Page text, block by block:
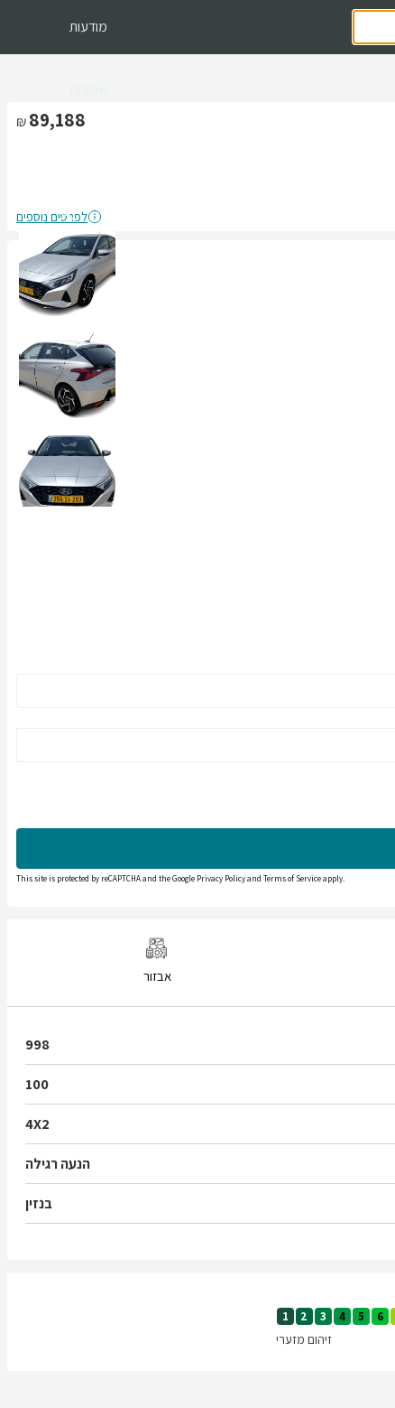
מודעות
89,188
לפרטים נוספים
This site is protected by reCAPTCHA and the Google Privacy Policyand Terms of Serviceapply.
אבזור
998
100
4X2
הנעה רגילה
בנזין
1 2 3 4 5 6
זיהום מזערי